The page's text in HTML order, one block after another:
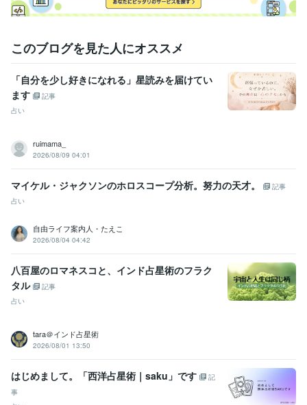
このブログを見た人にオススメ
「自分を少し好きになれる」星読みを届けてい
ます
記事
占い
ruimama_
2026/08/09 04:01
マイケル・ジャクソンのホロスコープ分析。努力の天才。
記事
占い
自由ライフ案内人・たえこ
2026/08/04 04:42
八百屋のロマネスコと、インド占星術のフラク
タル
記事
占い
tara＠インド占星術
2026/08/01 13:50
はじめまして。「西洋占星術｜saku」です
記
事